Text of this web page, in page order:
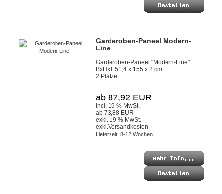
Garderoben-Paneel Modern-
Line
Garderoben-Paneel "Modern-Line"
BxHxT 51,4 x 155 x 2 cm
2 Plätze
ab 87,92 EUR
incl. 19 % MwSt.
ab 73,88 EUR
exkl. 19 % MwSt.
exkl.Versandkosten
Lieferzeit: 8-12 Wochen